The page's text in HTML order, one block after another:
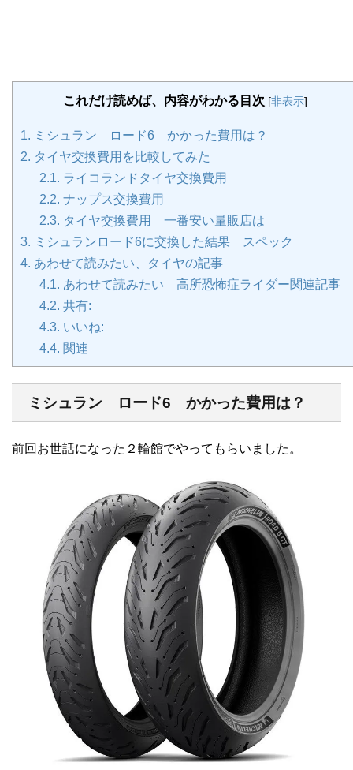
これだけ読めば、内容がわかる目次 [非表示]
1. ミシュラン ロード6 かかった費用は？
2. タイヤ交換費用を比較してみた
2.1. ライコランドタイヤ交換費用
2.2. ナップス交換費用
2.3. タイヤ交換費用 一番安い量販店は
3. ミシュランロード6に交換した結果 スペック
4. あわせて読みたい、タイヤの記事
4.1. あわせて読みたい 高所恐怖症ライダー関連記事
4.2. 共有:
4.3. いいね:
4.4. 関連
ミシュラン ロード6 かかった費用は？
前回お世話になった２輪館でやってもらいました。